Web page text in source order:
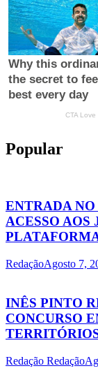
Popular
ENTRADA
ACESSO AOS
RedaçãoAgosto 7,
INÊS PINTO
CONCURSO
Redação Redação